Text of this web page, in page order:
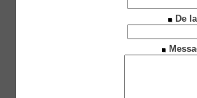
De